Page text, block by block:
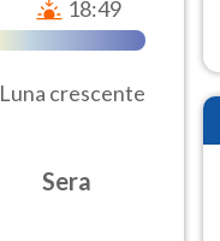
18:49
Luna crescente
Sera